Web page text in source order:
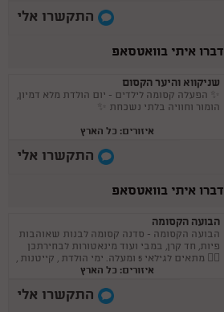
התקשרו אלי
דברו איתי בוואטסאפ
שניקווא והיער הקסום
✨ הפעלה קסומה לילדים - יום הולדת מלא דמיון,
הומור וחוויה בלתי נשכחת ✨
איזורים: כל הארץ
התקשרו אלי
דברו איתי בוואטסאפ
הבועה הקסומה
הבועה הקסומה - סדנה קסומה לבנות שאוהבות
פיות, חד קרן, במבי ועוד מינאטורות לבחירתכן
🧚‍♀ מתאים לגילאי 5 ומעלה. ימי הולדת , קייטנות ,
איזורים: כל הארץ
התקשרו אלי